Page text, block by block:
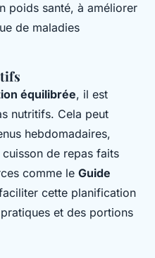
poids santé, à améliorer
de maladies
équilibrée, il est
nutritifs. Cela peut
hebdomadaires,
de repas faits
comme le Guide
cette planification
et des portions